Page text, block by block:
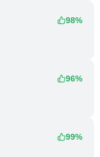
98%
96%
99%